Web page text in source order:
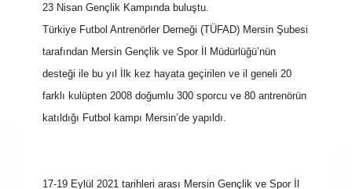
23 Nisan Gençlik Kampında buluştu.
Türkiye Futbol Antrenörler Derneği (TÜFAD) Mersin Şubesi
tarafından Mersin Gençlik ve Spor İl Müdürlüğü’nün
desteği ile bu yıl İlk kez hayata geçirilen ve il geneli 20
farklı kulüpten 2008 doğumlu 300 sporcu ve 80 antrenörün
katıldığı Futbol kampı Mersin’de yapıldı.
17-19 Eylül 2021 tarihleri arası Mersin Gençlik ve Spor İl